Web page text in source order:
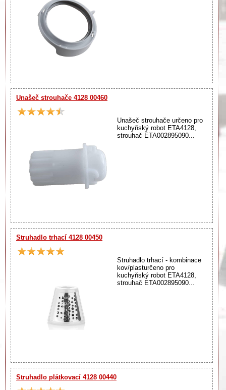
Unašeč strouhače 4128 00460
Unašeč strouhače určeno pro
kuchyňský robot ETA4128,
strouhač ETA002895090...
Struhadlo trhací 4128 00450
Struhadlo trhací - kombinace
kov/plasturčeno pro
kuchyňský robot ETA4128,
strouhač ETA002895090...
Struhadlo plátkovací 4128 00440